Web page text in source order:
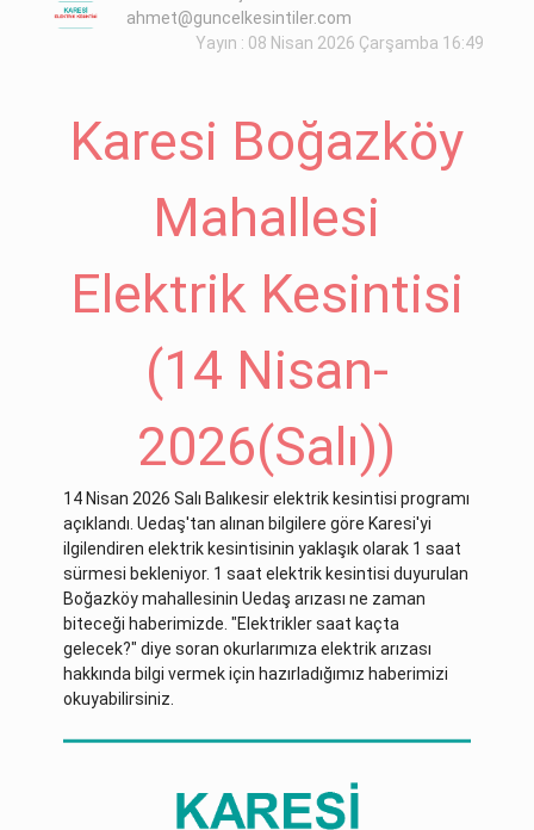
ahmet@guncelkesintiler.com
Yayın : 08 Nisan 2026 Çarşamba 16:49
Karesi Boğazköy
Mahallesi
Elektrik Kesintisi
(14 Nisan-
2026(Salı))
14 Nisan 2026 Salı Balıkesir elektrik kesintisi programı
açıklandı. Uedaş'tan alınan bilgilere göre Karesi'yi
ilgilendiren elektrik kesintisinin yaklaşık olarak 1 saat
sürmesi bekleniyor. 1 saat elektrik kesintisi duyurulan
Boğazköy mahallesinin Uedaş arızası ne zaman
biteceği haberimizde. "Elektrikler saat kaçta
gelecek?" diye soran okurlarımıza elektrik arızası
hakkında bilgi vermek için hazırladığımız haberimizi
okuyabilirsiniz.